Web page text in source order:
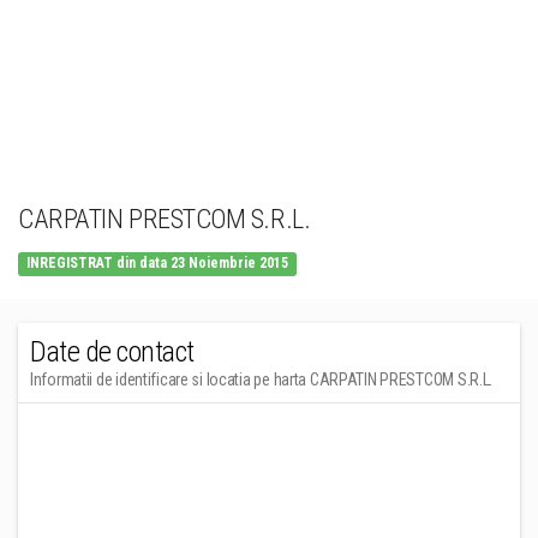
CARPATIN PRESTCOM S.R.L.
INREGISTRAT din data 23 Noiembrie 2015
Date de contact
Informatii de identificare si locatia pe harta CARPATIN PRESTCOM S.R.L.